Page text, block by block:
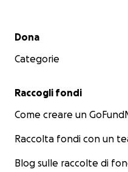
Menu secondario
Dona
Categorie
Raccogli fondi
Come creare un
Raccolta fondi con un
Blog sulle raccolte di